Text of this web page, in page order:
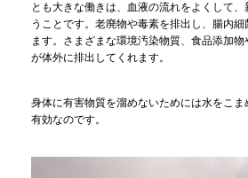
とも大きな働きは、血液の流れをよくして
うことです。老廃物や毒素を排出し、腸内
ます。さまざまな環境汚染物質、食品添加
が体外に排出してくれます。
身体に有害物質を溜めないためには水をこ
有効なのです。